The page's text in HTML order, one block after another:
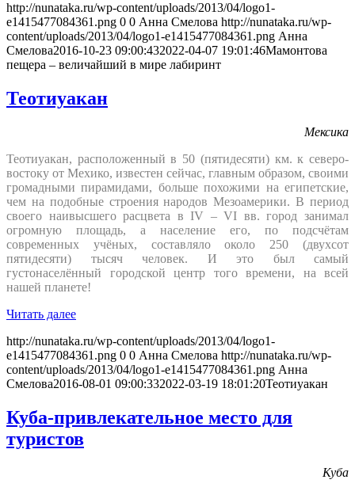
http://nunataka.ru/wp-content/uploads/2013/04/logo1-
e1415477084361.png 0 0 Анна Смелова http://nunataka.ru/wp-
content/uploads/2013/04/logo1-e1415477084361.png Анна
Смелова2016-10-23 09:00:432022-04-07 19:01:46Мамонтова
пещера – величайший в мире лабиринт
Теотиуакан
Мексика
Теотиуакан, расположенный в 50 (пятидесяти) км. к северо-
востоку от Мехико, известен сейчас, главным образом, своими
громадными пирамидами, больше похожими на египетские,
чем на подобные строения народов Мезоамерики. В период
своего наивысшего расцвета в IV – VI вв. город занимал
огромную площадь, а население его, по подсчётам
современных учёных, составляло около 250 (двухсот
пятидесяти) тысяч человек. И это был самый
густонаселённый городской центр того времени, на всей
нашей планете!
Читать далее
http://nunataka.ru/wp-content/uploads/2013/04/logo1-
e1415477084361.png 0 0 Анна Смелова http://nunataka.ru/wp-
content/uploads/2013/04/logo1-e1415477084361.png Анна
Смелова2016-08-01 09:00:332022-03-19 18:01:20Теотиуакан
Куба-привлекательное место для
туристов
Куба